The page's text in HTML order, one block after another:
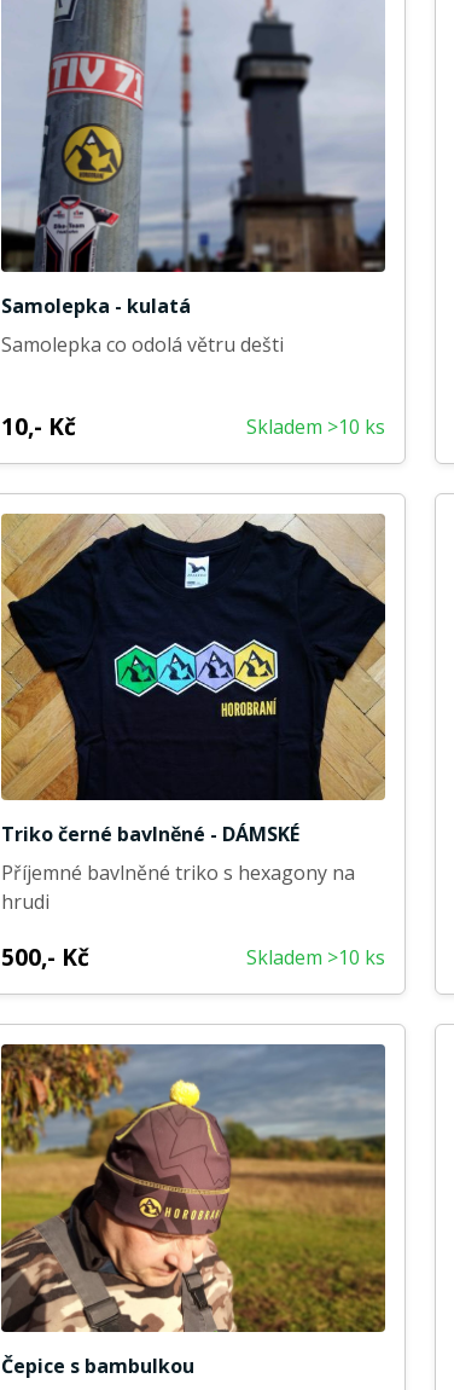
Samolepka - kulatá
Samolepka co odolá větru dešti
10,- Kč Skladem >10 ks
Triko černé bavlněné - DÁMSKÉ
Příjemné bavlněné triko s hexagony na
hrudi
500,- Kč Skladem >10 ks
Čepice s bambulkou